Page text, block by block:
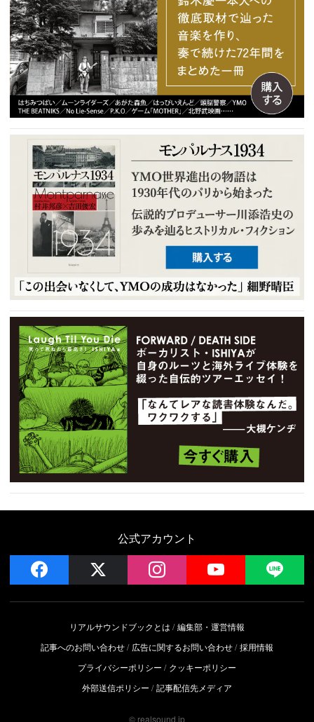
公式アカウント
facebook instagram YouTube
リアルサウンドブックとは
編集部・運営情報
記事へのお問い合わせ
広告に関するお問い合わせ 採用情報
プライバシーポリシー
クッキーポリシー
外部送信ポリシー
記事配信先メディア
© realsound.jp